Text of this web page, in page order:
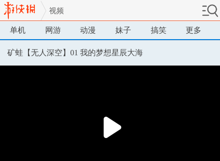
视频
单机 网游 动漫 妹子 搞笑 更多
矿蛙【无人深空】01 我的梦想星辰大海